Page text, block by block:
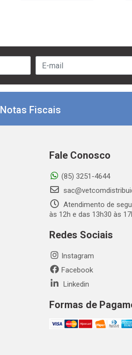
Notas Fiscais
Fale Conosco
(85) 3251-4644
Atendimento de
às 12h e das 13h30 às
Redes Sociais
Instagram
Facebook
Linkedin
Formas de